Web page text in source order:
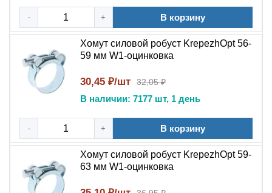
хомут силовой, Robust W1, хомут одноболтовый, хомут
оцинкованный, крепёж для высоконапорных шлангов,
промышленный хомут, усиленный хомут, хомут для
спецтехники, гидравлический хомут, антикоррозийный
хомут; синонимы: силовой зажим, крепёжный хомут
тяжёлой серии, болтовой хомут Robust, хомут W1 44–
47 мм / 86–91 мм / 113–121 мм, хомут для
- + В корзину
Хомут силовой робуст KrepezhOpt 56-
59 мм W1-оцинковка
30,45 ₽/шт 32,05 ₽
В наличии: 7177 шт, 1 день
- + В корзину
Хомут силовой робуст KrepezhOpt 59-
63 мм W1-оцинковка